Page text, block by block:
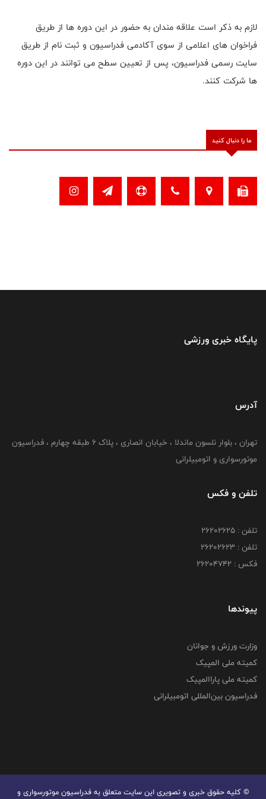
لازم به ذکر است علاقه مندان به حضور در این دوره ها از طریق
فراخوان های اعلامی از سوی آکادمی فدراسیون و ثبت نام از طریق
سایت رسمی فدراسیون، پس از تعیین سطح می توانند در این دوره
ها شرکت کنند.
ما را دنبال کنید
پایگاه خبری ورزشی
آدرس
تهران ، بلوار نلسون ماندلا ، خیابان انصاری ، پلاک ۶ طبقه چهارم ، فدراسیون
موتورسواری و اتومبیلرانی
تلفن و فکس
تلفن : ۲۶۲۰۲۶۲۵
تلفن : ۲۶۲۰۲۶۲۳
فکس : ۲۶۲۰۴۷۴۲
پیوندها
وزارت ورزش و جوانان
کمیته ملی المپیک
کمیته ملی پاراالمپیک
فدراسیون بین‌المللی اتومبیلرانی
© کليه حقوق خبری و تصويری اين سايت متعلق به فدراسیون موتورسواری و